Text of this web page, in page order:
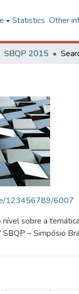
Statistics Other
SBQP 2015
123456789/6007
sobre a
– Simpósio